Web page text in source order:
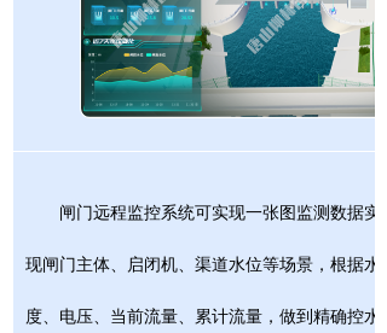
闸门远程监控系统可实现一张图监测数据
现闸门主体、启闭机、渠道水位等场景，根据
度、电压、当前流量、累计流量，做到精确控水